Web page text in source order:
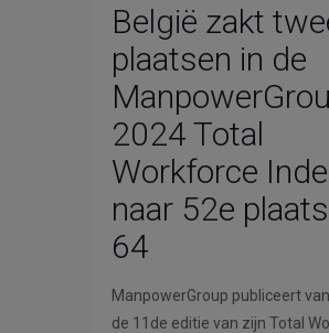
België zakt
plaatsen in de
2024 Total
Workforce
naar 52e
64
ManpowerGroup publiceert
de 11de editie van zijn Total